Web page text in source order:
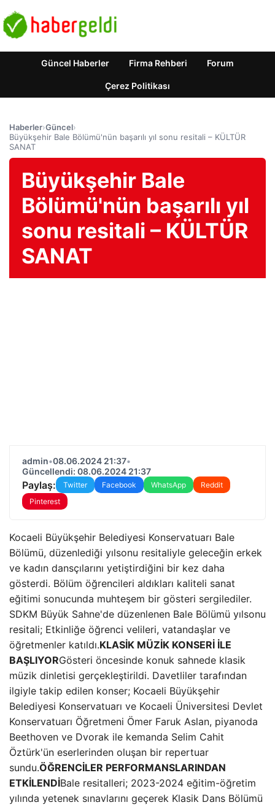
Güncel Haberler Firma Rehberi Forum
Çerez Politikası
Haberler›Güncel›
Büyükşehir Bale Bölümü'nün başarılı yıl sonu resitali – KÜLTÜR
SANAT
Büyükşehir Bale
Bölümü'nün başarılı yıl
sonu resitali – KÜLTÜR
SANAT
admin•08.06.2024 21:37•
Güncellendi: 08.06.2024 21:37
Paylaş: Twitter Facebook WhatsApp
Reddit
Pinterest
Kocaeli Büyükşehir Belediyesi Konservatuarı Bale
Bölümü, düzenlediği yılsonu resitaliyle geleceğin erkek
ve kadın dansçılarını yetiştirdiğini bir kez daha
gösterdi. Bölüm öğrencileri aldıkları kaliteli sanat
eğitimi sonucunda muhteşem bir gösteri sergilediler.
SDKM Büyük Sahne'de düzenlenen Bale Bölümü yılsonu
resitali; Etkinliğe öğrenci velileri, vatandaşlar ve
öğretmenler katıldı.KLASİK MÜZİK KONSERİ İLE
BAŞLIYORGösteri öncesinde konuk sahnede klasik
müzik dinletisi gerçekleştirildi. Davetliler tarafından
ilgiyle takip edilen konser; Kocaeli Büyükşehir
Belediyesi Konservatuarı ve Kocaeli Üniversitesi Devlet
Konservatuarı Öğretmeni Ömer Faruk Aslan, piyanoda
Beethoven ve Dvorak ile kemanda Selim Cahit
Öztürk'ün eserlerinden oluşan bir repertuar
sundu.ÖĞRENCİLER PERFORMANSLARINDAN
ETKİLENDİBale resitalleri; 2023-2024 eğitim-öğretim
yılında yetenek sınavlarını geçerek Klasik Dans Bölümü